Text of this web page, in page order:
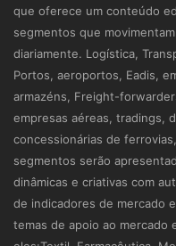
que oferece um conteúdo
segmentos que
diariamente. Logística,
Portos, aeroportos, Eadis,
armazéns, Freight-
empresas aéreas, tradings,
concessionárias de
segmentos serão
dinâmicas e criativas com
de indicadores de mercado
temas de apoio ao mercado